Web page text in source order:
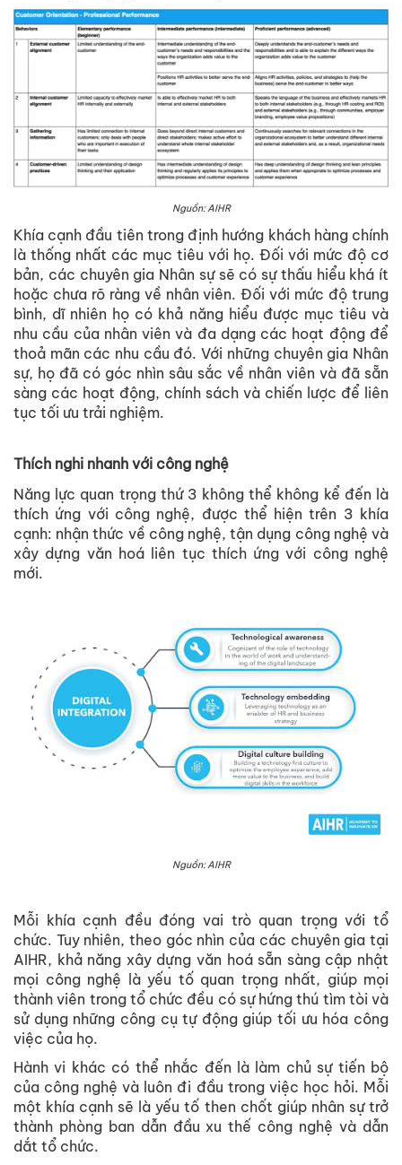
Nguồn: AIHR
Khía cạnh đầu tiên trong định hướng khách hàng chính
là thống nhất các mục tiêu với họ. Đối với mức độ cơ
bản, các chuyên gia Nhân sự sẽ có sự thấu hiểu khá ít
hoặc chưa rõ ràng về nhân viên. Đối với mức độ trung
bình, dĩ nhiên họ có khả năng hiểu được mục tiêu và
nhu cầu của nhân viên và đa dạng các hoạt động để
thoả mãn các nhu cầu đó. Với những chuyên gia Nhân
sự, họ đã có góc nhìn sâu sắc về nhân viên và đã sẵn
sàng các hoạt động, chính sách và chiến lược để liên
tục tối ưu trải nghiệm.
Thích nghi nhanh với công nghệ
Năng lực quan trọng thứ 3 không thể không kể đến là
thích ứng với công nghệ, được thể hiện trên 3 khía
cạnh: nhận thức về công nghệ, tận dụng công nghệ và
xây dựng văn hoá liên tục thích ứng với công nghệ
mới.
Nguồn: AIHR
Mỗi khía cạnh đều đóng vai trò quan trọng với tổ
chức. Tuy nhiên, theo góc nhìn của các chuyên gia tại
AIHR, khả năng xây dựng văn hoá sẵn sàng cập nhật
mọi công nghệ là yếu tố quan trọng nhất, giúp mọi
thành viên trong tổ chức đều có sự hứng thú tìm tòi và
sử dụng những công cụ tự động giúp tối ưu hóa công
việc của họ.
Hành vi khác có thể nhắc đến là làm chủ sự tiến bộ
của công nghệ và luôn đi đầu trong việc học hỏi. Mỗi
một khía cạnh sẽ là yếu tố then chốt giúp nhân sự trở
thành phòng ban dẫn đầu xu thế công nghệ và dẫn
dắt tổ chức.